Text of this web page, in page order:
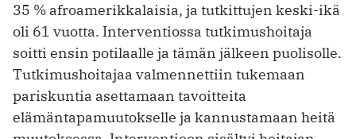
35 % afroamerikkalaisia, ja tutkittujen keski-ikä
oli 61 vuotta. ­Interventiossa tutkimushoitaja
soitti ­ensin potilaalle ja tämän jälkeen puolisolle.
Tutkimushoitajaa valmennettiin tukemaan
pariskuntia asettamaan tavoitteita
elämäntapamuutokselle ja kannustamaan heitä